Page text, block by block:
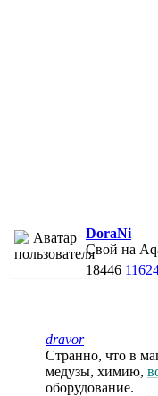
DoraNi
Свой на
18446
dravor
Странно, что в
медузы, химию,
оборудование.